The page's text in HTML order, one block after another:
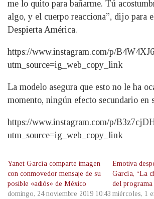
me lo quito para bañarme. Tú
algo, y el cuerpo reacciona”, dijo para
Despierta América.
https://www.instagram.com/p/
utm_source=ig_web_copy_link
La modelo asegura que esto no le ha
momento, ningún efecto secundario en
https://www.instagram.com/p/
utm_source=ig_web_copy_link
Yanet García comparte imagen
con conmovedor mensaje de su
posible «adiós» de México
domingo, 24 noviembre 2019 10:43
Emotiva
García, “La
del
miércoles, 1